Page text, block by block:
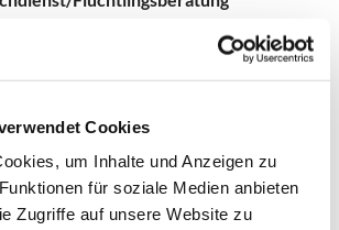
Cookies
um Inhalte und Anzeigen zu
für soziale Medien anbieten
Zugriffe auf unsere Website zu